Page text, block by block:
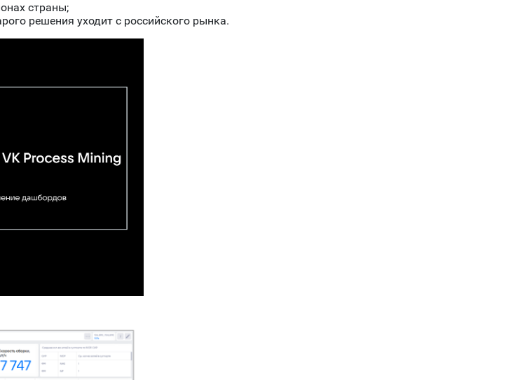
страны;
решения уходит с российского рынка.